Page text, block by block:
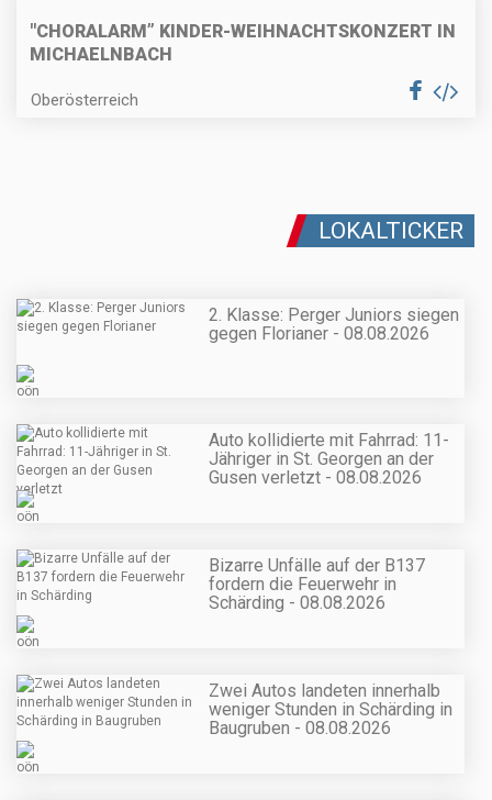
"CHORALARM” KINDER-WEIHNACHTSKONZERT IN
MICHAELNBACH
Oberösterreich
LOKALTICKER
2. Klasse: Perger Juniors siegen
gegen Florianer - 08.08.2026
Auto kollidierte mit Fahrrad: 11-
Jähriger in St. Georgen an der
Gusen verletzt - 08.08.2026
Bizarre Unfälle auf der B137
fordern die Feuerwehr in
Schärding - 08.08.2026
Zwei Autos landeten innerhalb
weniger Stunden in Schärding in
Baugruben - 08.08.2026